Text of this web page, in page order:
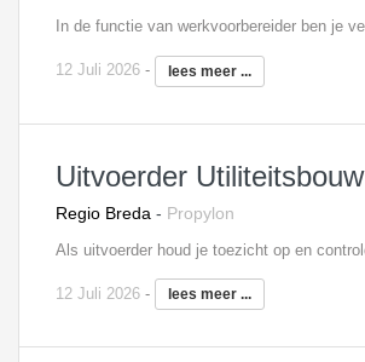
12 Juli 2026 - lees meer ...
Uitvoerder Utiliteitsbouw
Regio Breda - Propylon
12 Juli 2026 - lees meer ...